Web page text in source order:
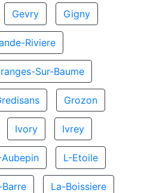
Gevry Gigny
Riviere
Sur-Baume
Grozon
Ivory Ivrey
Aubepin L-Etoile
Barre La-Boissiere